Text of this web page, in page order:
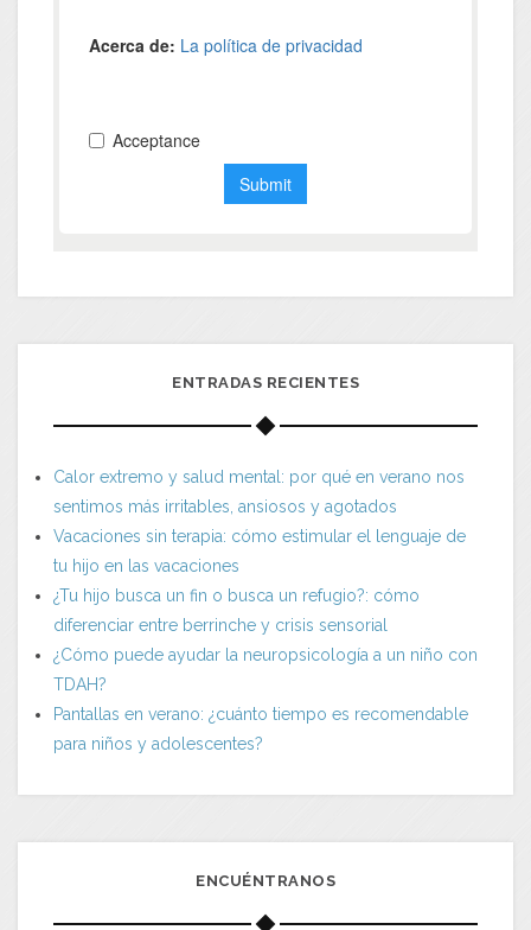
ENTRADAS RECIENTES
Calor extremo y salud mental: por qué en verano nos
sentimos más irritables, ansiosos y agotados
Vacaciones sin terapia: cómo estimular el lenguaje de
tu hijo en las vacaciones
¿Tu hijo busca un fin o busca un refugio?: cómo
diferenciar entre berrinche y crisis sensorial
¿Cómo puede ayudar la neuropsicología a un niño con
TDAH?
Pantallas en verano: ¿cuánto tiempo es recomendable
para niños y adolescentes?
ENCUÉNTRANOS